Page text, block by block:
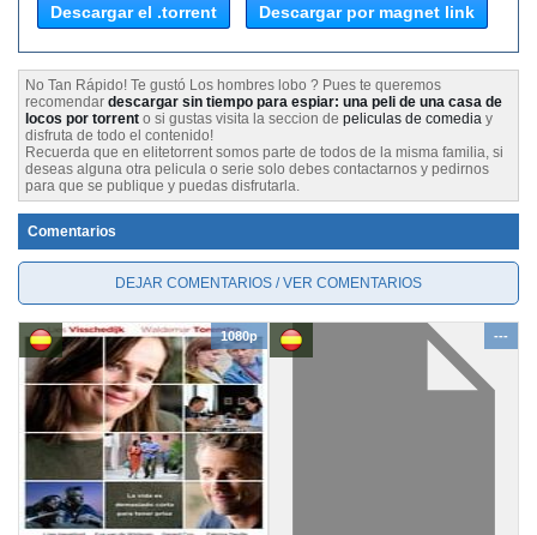
Descargar el .torrent Descargar por magnet link
No Tan Rápido! Te gustó Los hombres lobo ? Pues te queremos
recomendar descargar sin tiempo para espiar: una peli de una casa de
locos por torrent o si gustas visita la seccion de peliculas de comedia y
disfruta de todo el contenido!
Recuerda que en elitetorrent somos parte de todos de la misma familia, si
deseas alguna otra pelicula o serie solo debes contactarnos y pedirnos
para que se publique y puedas disfrutarla.
Comentarios
DEJAR COMENTARIOS / VER COMENTARIOS
1080p ---